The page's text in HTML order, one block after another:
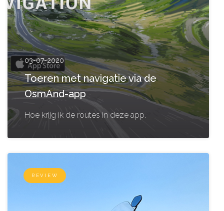
03-07-2020
Toeren met navigatie via de
OsmAnd-app
Hoe krijg ik de routes in deze app.
REVIEW